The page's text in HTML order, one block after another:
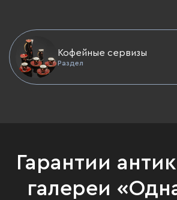
Кофейные сервизы
Раздел
Гарантии
галереи